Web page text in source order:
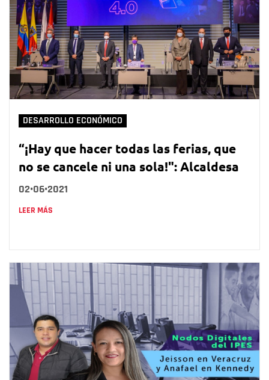
DESARROLLO ECONÓMICO
“¡Hay que hacer todas las ferias, que
no se cancele ni una sola!": Alcaldesa
02•06•2021
LEER MÁS